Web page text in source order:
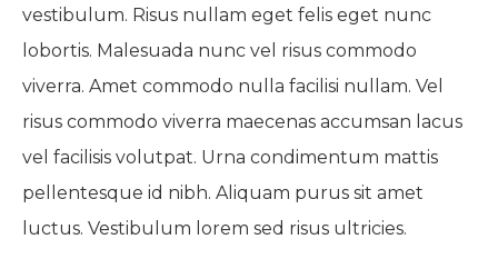
vestibulum. Risus nullam eget felis eget nunc
lobortis. Malesuada nunc vel risus commodo
viverra. Amet commodo nulla facilisi nullam. Vel
risus commodo viverra maecenas accumsan lacus
vel facilisis volutpat. Urna condimentum mattis
pellentesque id nibh. Aliquam purus sit amet
luctus. Vestibulum lorem sed risus ultricies.